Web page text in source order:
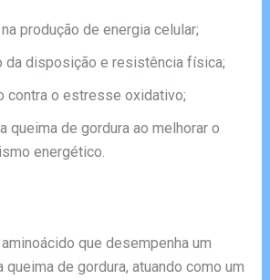
produção de energia celular;
da disposição e resistência física;
contra o estresse oxidativo;
queima de gordura ao melhorar o
energético.
que desempenha um
de gordura, atuando como um